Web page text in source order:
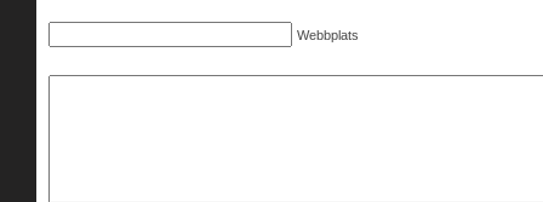
Webbplats